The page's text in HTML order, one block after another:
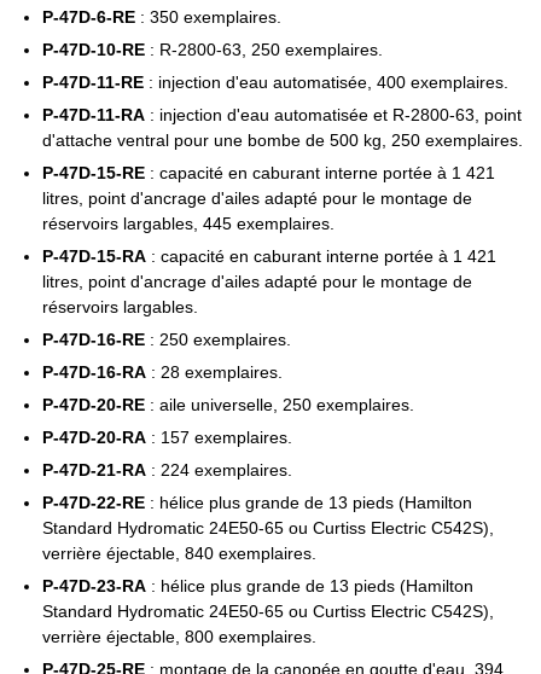
P-47D-6-RE : 350 exemplaires.
P-47D-10-RE : R-2800-63, 250 exemplaires.
P-47D-11-RE : injection d'eau automatisée, 400 exemplaires.
P-47D-11-RA : injection d'eau automatisée et R-2800-63, point
d'attache ventral pour une bombe de 500 kg, 250 exemplaires.
P-47D-15-RE : capacité en caburant interne portée à 1 421
litres, point d'ancrage d'ailes adapté pour le montage de
réservoirs largables, 445 exemplaires.
P-47D-15-RA : capacité en caburant interne portée à 1 421
litres, point d'ancrage d'ailes adapté pour le montage de
réservoirs largables.
P-47D-16-RE : 250 exemplaires.
P-47D-16-RA : 28 exemplaires.
P-47D-20-RE : aile universelle, 250 exemplaires.
P-47D-20-RA : 157 exemplaires.
P-47D-21-RA : 224 exemplaires.
P-47D-22-RE : hélice plus grande de 13 pieds (Hamilton
Standard Hydromatic 24E50-65 ou Curtiss Electric C542S),
verrière éjectable, 840 exemplaires.
P-47D-23-RA : hélice plus grande de 13 pieds (Hamilton
Standard Hydromatic 24E50-65 ou Curtiss Electric C542S),
verrière éjectable, 800 exemplaires.
P-47D-25-RE : montage de la canopée en goutte d'eau, 394